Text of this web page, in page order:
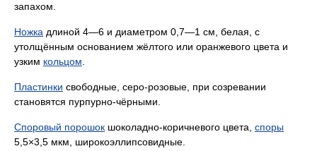
запахом.
Ножка длиной 4—6 и диаметром 0,7—1 см, белая, с
утолщённым основанием жёлтого или оранжевого цвета и
узким кольцом
Пластинки свободные, серо-розовые, при созревании
становятся пурпурно-чёрными.
Споровый порошок шоколадно-коричневого цвета, споры
5,5×3,5 мкм, широкоэллипсовидные.